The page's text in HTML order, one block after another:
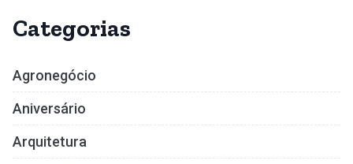
Categorias
Agronegócio
Aniversário
Arquitetura